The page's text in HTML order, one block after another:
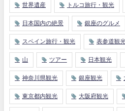
世界遺産 トルコ旅行・観光
日本国内の絶景 銀座のグルメ
スペイン旅行・観光 表参道観
山 ツアー 日本観光
神奈川県観光 銀座観光
東京都内観光 大阪府観光